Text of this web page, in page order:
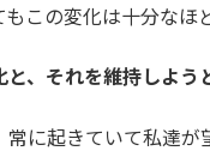
この変化は十分なほ
と、それを維持しよう
に起きていて私達が